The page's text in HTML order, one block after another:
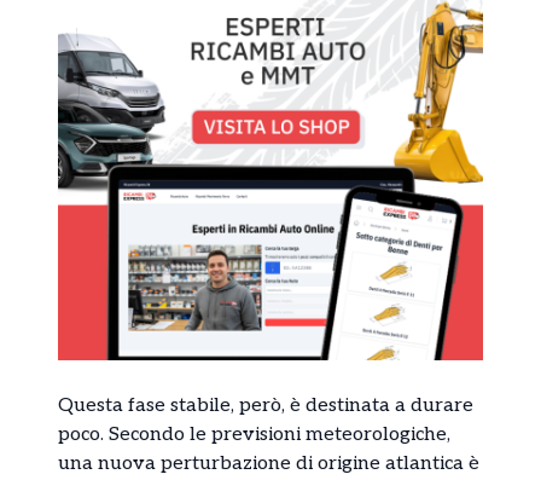
Questa fase stabile, però, è destinata a durare
poco. Secondo le previsioni meteorologiche,
una nuova perturbazione di origine atlantica è